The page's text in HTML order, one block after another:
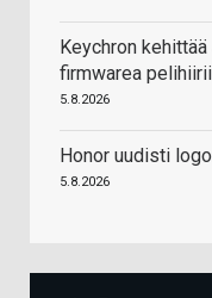
Keychron
firmwarea
5.8.2026
Honor uudisti
5.8.2026